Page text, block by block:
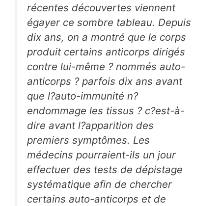
récentes découvertes viennent
égayer ce sombre tableau. Depuis
dix ans, on a montré que le corps
produit certains anticorps dirigés
contre lui-même ? nommés auto-
anticorps ? parfois dix ans avant
que l?auto-immunité n?
endommage les tissus ? c?est-à-
dire avant l?apparition des
premiers symptômes. Les
médecins pourraient-ils un jour
effectuer des tests de dépistage
systématique afin de chercher
certains auto-anticorps et de